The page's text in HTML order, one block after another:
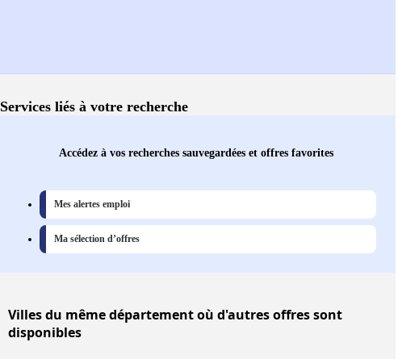
Services liés à votre recherche
Accédez à vos recherches sauvegardées et offres favorites
Mes alertes emploi
Ma sélection d’offres
Villesdu même département où d'autres offres sont
disponibles